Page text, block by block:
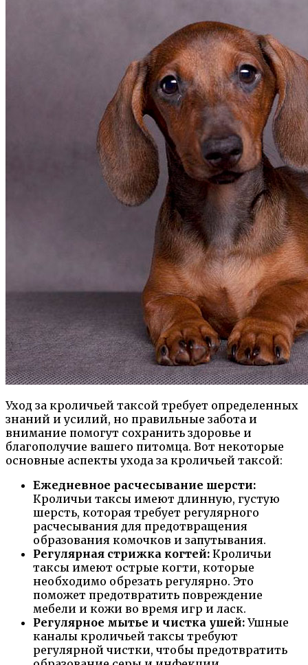
Уход за кроличьей таксой требует определенных
знаний и усилий, но правильные забота и
внимание помогут сохранить здоровье и
благополучие вашего питомца. Вот некоторые
основные аспекты ухода за кроличьей таксой:
Ежедневное расчесывание шерсти:
Кроличьи таксы имеют длинную, густую
шерсть, которая требует регулярного
расчесывания для предотвращения
образования комочков и запутывания.
Регулярная стрижка когтей: Кроличьи
таксы имеют острые когти, которые
необходимо обрезать регулярно. Это
поможет предотвратить повреждение
мебели и кожи во время игр и ласк.
Регулярное мытье и чистка ушей: Ушные
каналы кроличьей таксы требуют
регулярной чистки, чтобы предотвратить